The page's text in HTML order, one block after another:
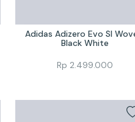
Adidas Adizero Evo Sl
Black White
Rp 2.499.000